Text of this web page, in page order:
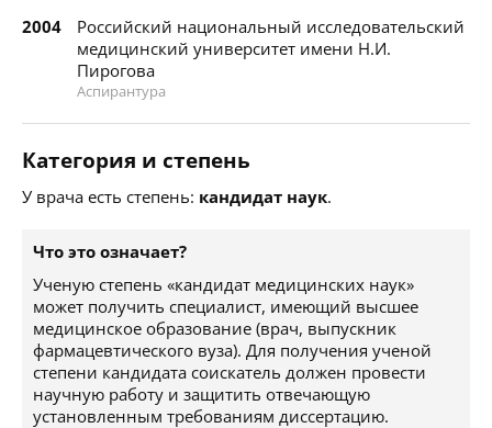
2004
Российский национальный исследовательский
медицинский университет имени Н.И.
Пирогова
Аспирантура
Категория и степень
У врача есть степень: кандидат наук.
Что это означает?
Ученую степень «кандидат медицинских наук»
может получить специалист, имеющий высшее
медицинское образование (врач, выпускник
фармацевтического вуза). Для получения ученой
степени кандидата соискатель должен провести
научную работу и защитить отвечающую
установленным требованиям диссертацию.